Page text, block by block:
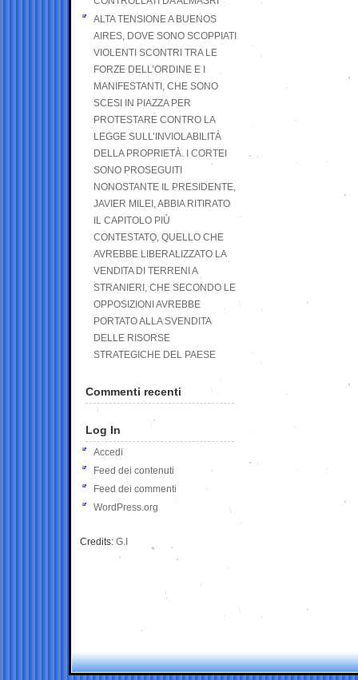
ALTA TENSIONE A BUENOS
AIRES, DOVE SONO SCOPPIATI
VIOLENTI SCONTRI TRA LE
FORZE DELL’ORDINE E I
MANIFESTANTI, CHE SONO
SCESI IN PIAZZA PER
PROTESTARE CONTRO LA
LEGGE SULL’INVIOLABILITÀ
DELLA PROPRIETÀ. I CORTEI
SONO PROSEGUITI
NONOSTANTE IL PRESIDENTE,
JAVIER MILEI, ABBIA RITIRATO
IL CAPITOLO PIÙ
CONTESTATO, QUELLO CHE
AVREBBE LIBERALIZZATO LA
VENDITA DI TERRENI A
STRANIERI, CHE SECONDO LE
OPPOSIZIONI AVREBBE
PORTATO ALLA SVENDITA
DELLE RISORSE
STRATEGICHE DEL PAESE
Commenti recenti
Log In
Accedi
Feed dei contenuti
Feed dei commenti
WordPress.org
Credits: G.I